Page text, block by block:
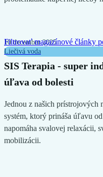
10 december 2025
SIS Terapia - super
úľava od bolesti
Jednou z našich
systém, ktorý prináša úľavu
napomáha svalovej relaxácii,
mobilizácii.
Filtrovať magazínové články
Liečivá voda